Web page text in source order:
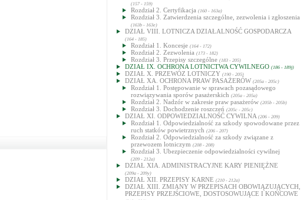
(157 - 159)
Rozdział 2. Certyfikacja (160 - 163a)
Rozdział 3. Zatwierdzenia szczególne, zezwolenia i zgłoszenia
(163b - 163e)
DZIAŁ VIII. LOTNICZA DZIAŁALNOŚĆ GOSPODARCZA
(164 - 185)
Rozdział 1. Koncesje (164 - 172)
Rozdział 2. Zezwolenia (173 - 182)
Rozdział 3. Przepisy szczególne (183 - 205)
DZIAŁ IX. OCHRONA LOTNICTWA CYWILNEGO (186 - 189j)
DZIAŁ X. PRZEWÓZ LOTNICZY (190 - 205)
DZIAŁ XA. OCHRONA PRAW PASAŻERÓW (205a - 205c)
Rozdział 1. Postępowanie w sprawach pozasądowego
rozwiązywania sporów pasażerskich (205a - 205a)
Rozdział 2. Nadzór w zakresie praw pasażerów (205b - 205b)
Rozdział 3. Dochodzenie roszczeń (205c - 205c)
DZIAŁ XI. ODPOWIEDZIALNOŚĆ CYWILNA (206 - 209)
Rozdział 1. Odpowiedzialność za szkody spowodowane przez
ruch statków powietrznych (206 - 207)
Rozdział 2. Odpowiedzialność za szkody związane z
przewozem lotniczym (208 - 208)
Rozdział 3. Ubezpieczenie odpowiedzialności cywilnej
(209 - 212a)
DZIAŁ XIA. ADMINISTRACYJNE KARY PIENIĘŻNE
(209a - 209y)
DZIAŁ XII. PRZEPISY KARNE (210 - 212a)
DZIAŁ XIII. ZMIANY W PRZEPISACH OBOWIĄZUJĄCYCH,
PRZEPISY PRZEJŚCIOWE, DOSTOSOWUJĄCE I KOŃCOWE